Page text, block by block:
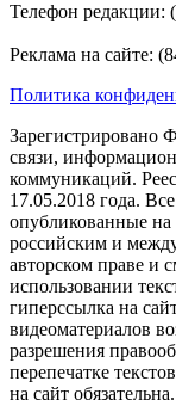
Телефон редакции:
Реклама на сайте:
Политика
Зарегистрировано
связи,
коммуникаций.
17.05.2018 года.
опубликованные на
российским и
авторском праве и
использовании
гиперссылка на
видеоматериалов
разрешения
перепечатке
на сайт